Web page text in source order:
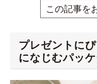
この記事を
プレゼントに
になじむパッ